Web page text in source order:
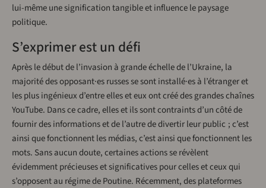
lui-même une signification tangible et influence le paysage
politique.
S’exprimer est un défi
Après le début de l’invasion à grande échelle de l’Ukraine, la
majorité des opposant·es russes se sont installé·es à l’étranger et
les plus ingénieux d’entre elles et eux ont créé des grandes chaînes
YouTube. Dans ce cadre, elles et ils sont contraints d’un côté de
fournir des informations et de l’autre de divertir leur public ; c’est
ainsi que fonctionnent les médias, c’est ainsi que fonctionnent les
mots. Sans aucun doute, certaines actions se révèlent
évidemment précieuses et significatives pour celles et ceux qui
s’opposent au régime de Poutine. Récemment, des plateformes